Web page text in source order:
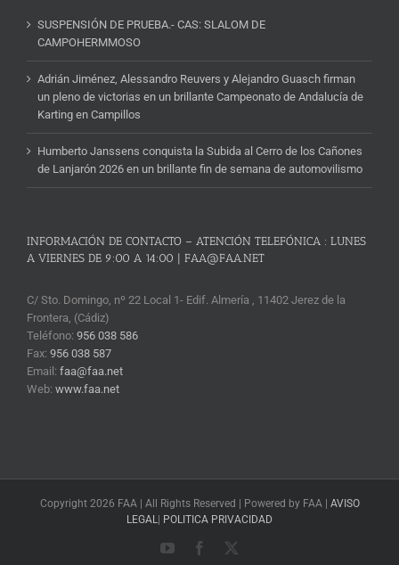
SUSPENSIÓN DE PRUEBA.- CAS: SLALOM DE
CAMPOHERMMOSO
Adrián Jiménez, Alessandro Reuvers y Alejandro Guasch firman
un pleno de victorias en un brillante Campeonato de Andalucía de
Karting en Campillos
Humberto Janssens conquista la Subida al Cerro de los Cañones
de Lanjarón 2026 en un brillante fin de semana de automovilismo
INFORMACIÓN DE CONTACTO – ATENCIÓN TELEFÓNICA : LUNES
A VIERNES DE 9:00 A 14:00 | FAA@FAA.NET
C/ Sto. Domingo, nº 22 Local 1- Edif. Almería , 11402 Jerez de la
Frontera, (Cádiz)
Teléfono: 956 038 586
Fax: 956 038 587
Email: faa@faa.net
Web: www.faa.net
Copyright 2026 FAA | All Rights Reserved | Powered by FAA | AVISO
LEGAL | POLITICA PRIVACIDAD
YouTubeFacebook